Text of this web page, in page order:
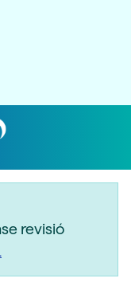
revisió